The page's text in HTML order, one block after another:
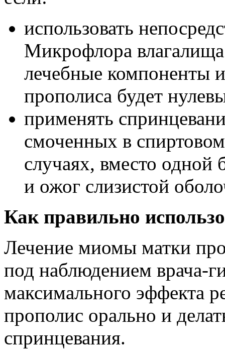
использовать
Микрофлора
лечебные компоненты
прополиса будет
применять
смоченных в
случаях, вместо одной
и ожог слизистой
Как правильно
Лечение миомы матки
под наблюдением врача-
максимального эффекта
прополис орально и
спринцевания.